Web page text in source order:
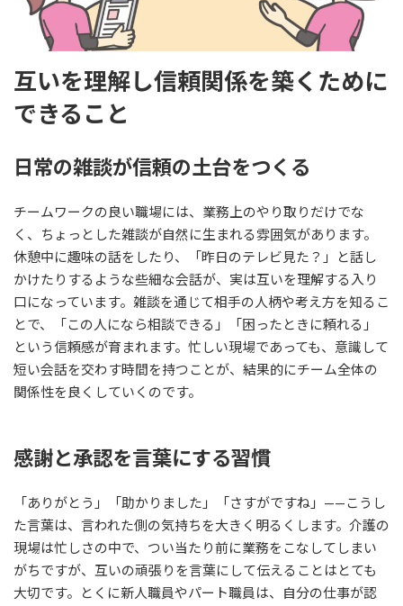
互いを理解し信頼関係を築くために
できること
日常の雑談が信頼の土台をつくる
チームワークの良い職場には、業務上のやり取りだけでな
く、ちょっとした雑談が自然に生まれる雰囲気があります。
休憩中に趣味の話をしたり、「昨日のテレビ見た？」と話し
かけたりするような些細な会話が、実は互いを理解する入り
口になっています。雑談を通じて相手の人柄や考え方を知るこ
とで、「この人になら相談できる」「困ったときに頼れる」
という信頼感が育まれます。忙しい現場であっても、意識して
短い会話を交わす時間を持つことが、結果的にチーム全体の
関係性を良くしていくのです。
感謝と承認を言葉にする習慣
「ありがとう」「助かりました」「さすがですね」——こうし
た言葉は、言われた側の気持ちを大きく明るくします。介護の
現場は忙しさの中で、つい当たり前に業務をこなしてしまい
がちですが、互いの頑張りを言葉にして伝えることはとても
大切です。とくに新人職員やパート職員は、自分の仕事が認